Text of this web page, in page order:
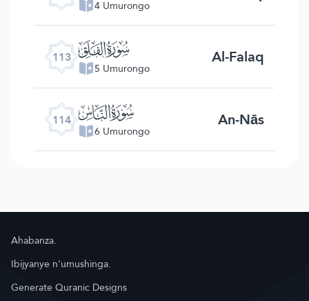
4 Umurongo
113 ﰞ
5 Umurongo Al-Falaq
114 ﰟ
6 Umurongo An-Nās
Ahabanza.
Ibijyanye n'umushinga.
Generate Quranic Designs